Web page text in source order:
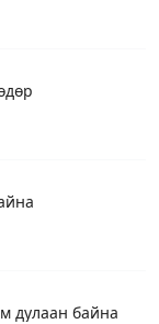
дулаан байна